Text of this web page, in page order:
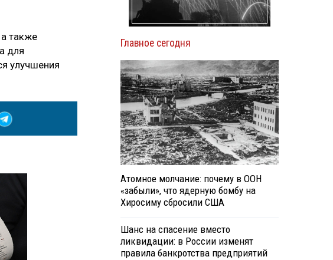
также
для
улучшения
Главное сегодня
Атомное молчание: почему в ООН
«забыли», что ядерную бомбу на
Хиросиму сбросили США
Шанс на спасение вместо
ликвидации: в России изменят
правила банкротства предприятий